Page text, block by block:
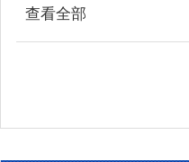
查看全部